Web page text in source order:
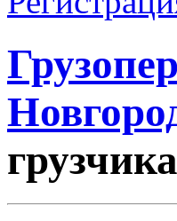
грузчика